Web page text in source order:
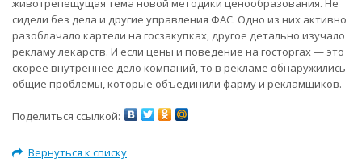
сидели без дела и другие управления ФАС. Одно из них активно
разоблачало картели на госзакупках, другое детально изучало
рекламу лекарств. И если цены и поведение на госторгах — это
скорее внутреннее дело компаний, то в рекламе обнаружились
общие проблемы, которые объединили фарму и рекламщиков.
Поделиться ссылкой:
Вернуться к списку